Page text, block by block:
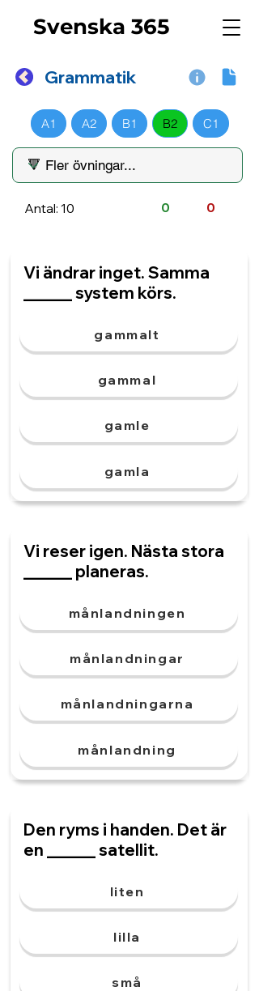
Svenska 365
Grammatik
A1 A2 B1 B2 C1
Antal: 10 0 0
Vi ändrar inget. Samma
______ system körs.
gammalt
gammal
gamle
gamla
Vi reser igen. Nästa stora
______ planeras.
månlandningen
månlandningar
månlandningarna
månlandning
Den ryms i handen. Det är
en ______ satellit.
liten
lilla
små